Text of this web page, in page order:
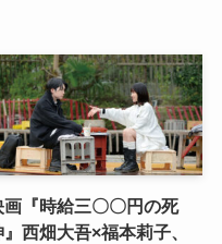
画『時給三〇〇円の死
』西畑大吾×福本莉子、